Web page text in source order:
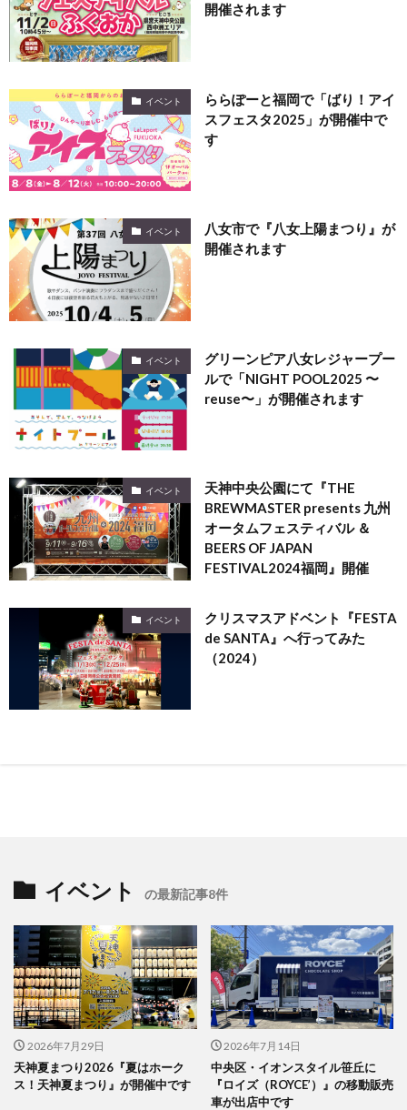
開催されます
イベント
ららぽーと福岡で「ばり！アイ
スフェスタ2025」が開催中で
す
イベント
八女市で『八女上陽まつり』が
開催されます
イベント
グリーンピア八女レジャープー
ルで「NIGHT POOL2025 〜
reuse〜」が開催されます
イベント
天神中央公園にて『THE
BREWMASTER presents 九州
オータムフェスティバル ＆
BEERS OF JAPAN
FESTIVAL2024福岡』開催
イベント
クリスマスアドベント『FESTA
de SANTA』へ行ってみた
（2024）
イベント の最新記事8件
2026年7月29日
天神夏まつり2026『夏はホーク
ス！天神夏まつり』が開催中です
2026年7月14日
中央区・イオンスタイル笹丘に
『ロイズ（ROYCE’）』の移動販売
車が出店中です